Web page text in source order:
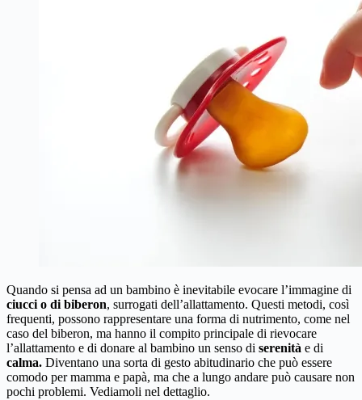
Quando si pensa ad un bambino è inevitabile evocare l’immagine di
ciucci o di biberon, surrogati dell’allattamento. Questi metodi, così
frequenti, possono rappresentare una forma di nutrimento, come nel
caso del biberon, ma hanno il compito principale di rievocare
l’allattamento e di donare al bambino un senso di serenità e di
calma. Diventano una sorta di gesto abitudinario che può essere
comodo per mamma e papà, ma che a lungo andare può causare non
pochi problemi. Vediamoli nel dettaglio.